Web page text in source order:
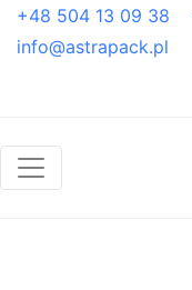
+48 504 13 09 38
info@astrapack.pl